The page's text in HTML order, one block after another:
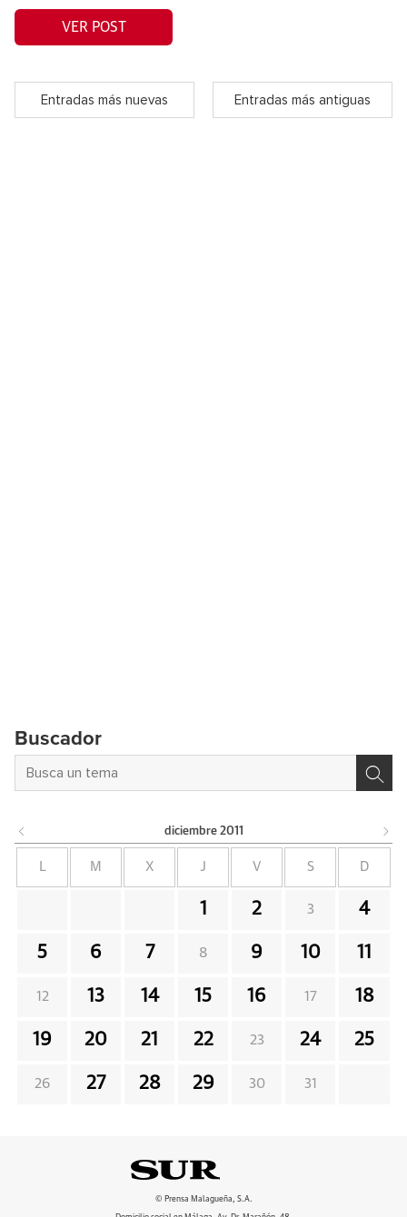
VER POST
Entradas más nuevas Entradas más antiguas
Buscador
diciembre 2011
L M X J V S D
1 2 3 4
5 6 7 8 9 10 11
12 13 14 15 16 17 18
19 20 21 22 23 24 25
26 27 28 29 30 31
© Prensa Malagueña, S.A.